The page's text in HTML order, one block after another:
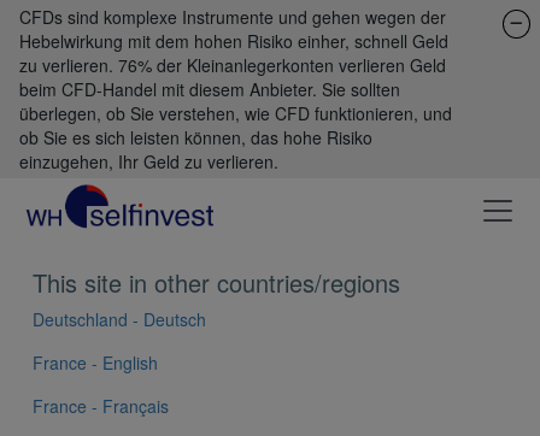
CFDs sind komplexe Instrumente und gehen wegen der
Hebelwirkung mit dem hohen Risiko einher, schnell Geld
zu verlieren. 76% der Kleinanlegerkonten verlieren Geld
beim CFD-Handel mit diesem Anbieter. Sie sollten
überlegen, ob Sie verstehen, wie CFD funktionieren, und
ob Sie es sich leisten können, das hohe Risiko
einzugehen, Ihr Geld zu verlieren.
This site in other countries/regions
Deutschland - Deutsch
France - English
France - Français